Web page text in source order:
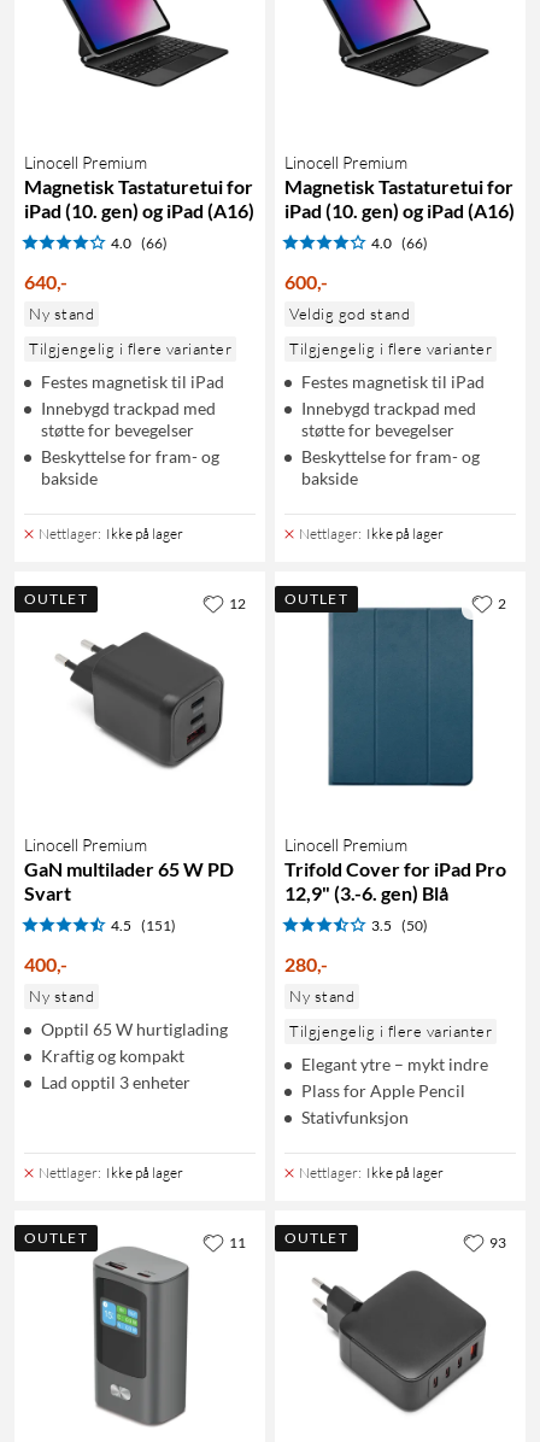
Linocell Premium
Magnetisk Tastaturetui for
iPad (10. gen) og iPad (A16)
4.0 (66)
640,-
Ny stand
Tilgjengelig i flere varianter
Festes magnetisk til iPad
Innebygd trackpad med
støtte for bevegelser
Beskyttelse for fram- og
bakside
Nettlager: Ikke på lager
Linocell Premium
Magnetisk Tastaturetui for
iPad (10. gen) og iPad (A16)
4.0 (66)
600,-
Veldig god stand
Tilgjengelig i flere varianter
Festes magnetisk til iPad
Innebygd trackpad med
støtte for bevegelser
Beskyttelse for fram- og
bakside
Nettlager: Ikke på lager
OUTLET
Linocell Premium
GaN multilader 65 W PD
Svart
4.5 (151)
400,-
Ny stand
Opptil 65 W hurtiglading
Kraftig og kompakt
Lad opptil 3 enheter
Nettlager: Ikke på lager
12 OUTLET
Linocell Premium
Trifold Cover for iPad Pro
12,9" (3.-6. gen) Blå
3.5 (50)
280,-
Ny stand
Tilgjengelig i flere varianter
Elegant ytre – mykt indre
Plass for Apple Pencil
Stativfunksjon
Nettlager: Ikke på lager
2
OUTLET 11 OUTLET 93